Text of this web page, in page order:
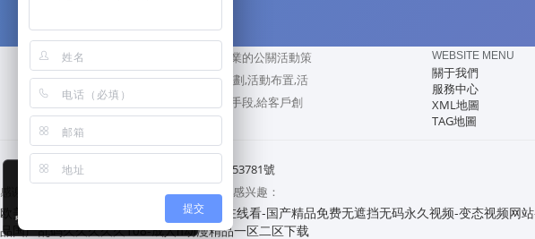
廣州睿陽廣告活動策劃公司,是專業的公關活動策
劃公司,執行公司,承接各類活動策劃,活動布置,活
動執行等服務,用專業的活動策劃手段,給客戶創
造最完美的盛典！
WEBSITE MENU
關于我們
服務中心
XML地圖
TAG地圖
睿陽廣告 版權所有， 粵ICP備13053781號
感谢您访问我们的网站，您可能还对以下资源感兴趣：
欧美在线一区二区-日本午夜影院-91网站在线看-国产精品免费无遮挡无码永久视频-变态视频
品国产乱码久久久久久108-成人h动漫精品一区二区下载
提交